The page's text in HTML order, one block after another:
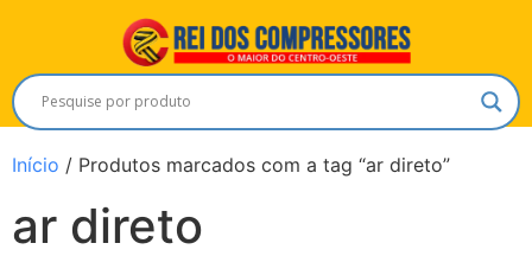
Início / Produtos marcados com a tag “ar direto”
ar direto